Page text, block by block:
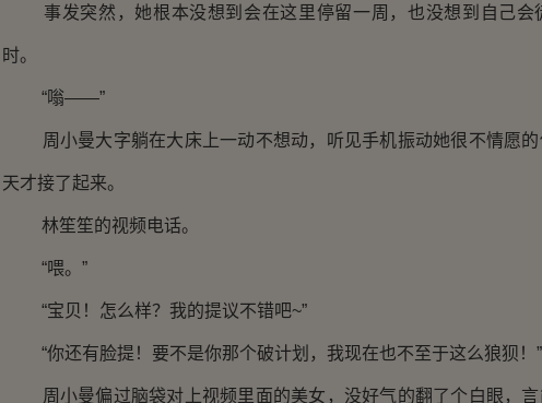
事发突然，她根本没想到会在这里停留一周，也没想到自己会
时。
“嗡——”
周小曼大字躺在大床上一动不想动，听见手机振动她很不情愿的
天才接了起来。
林笙笙的视频电话。
“喂。”
“宝贝！怎么样？我的提议不错吧~”
“你还有脸提！要不是你那个破计划，我现在也不至于这么狼狈！”
周小曼偏过脑袋对上视频里面的美女，没好气的翻了个白眼，言